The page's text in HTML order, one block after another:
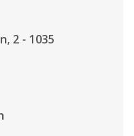
2 - 1035